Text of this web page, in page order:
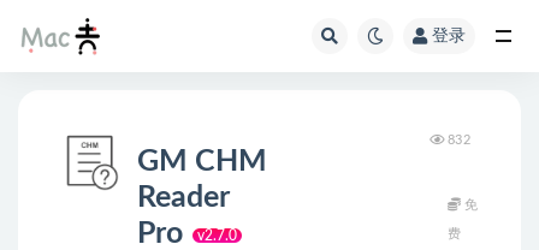
登录
GM CHM
Reader
Pro
v2.7.0
832
免
费